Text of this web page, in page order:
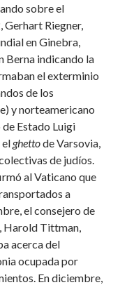
sobre el
Gerhart Riegner,
en Ginebra,
Berna indicando la
el exterminio
de los
y norteamericano
Estado Luigi
ghettode Varsovia,
de judíos.
al Vaticano que
a
el consejero de
Harold Tittman,
acerca del
ocupada por
En diciembre,